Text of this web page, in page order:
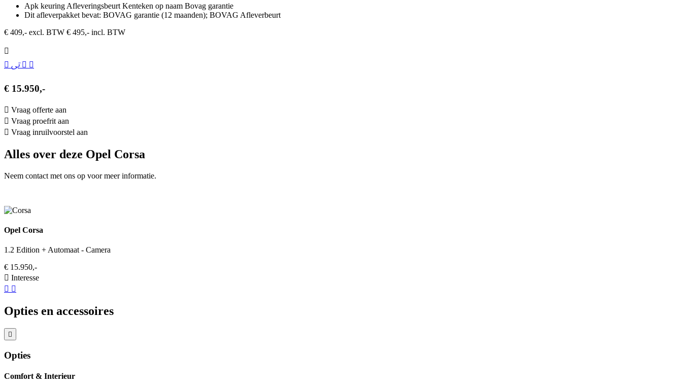
Apk keuring Afleveringsbeurt Kenteken op naam Bovag garantie
Dit afleverpakket bevat: BOVAG garantie (12 maanden); BOVAG Afleverbeurt
€ 409,- excl. BTW € 495,- incl. BTW
€ 15.950,-
Vraag offerte aan
Vraag proefrit aan
Vraag inruilvoorstel aan
Alles over deze Opel Corsa
Neem contact met ons op voor meer informatie.
Opel Corsa
1.2 Edition + Automaat - Camera
€ 15.950,-
Interesse
Opties en accessoires
Opties
Comfort & Interieur